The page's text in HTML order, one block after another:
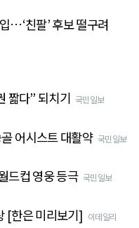
…‘친팔’ 후보 떨구려
짧다” 되치기 국민일보
어시스트 대활약 국민일보
드컵 영웅 등극 국민일보
[한은 미리보기] 이데일리